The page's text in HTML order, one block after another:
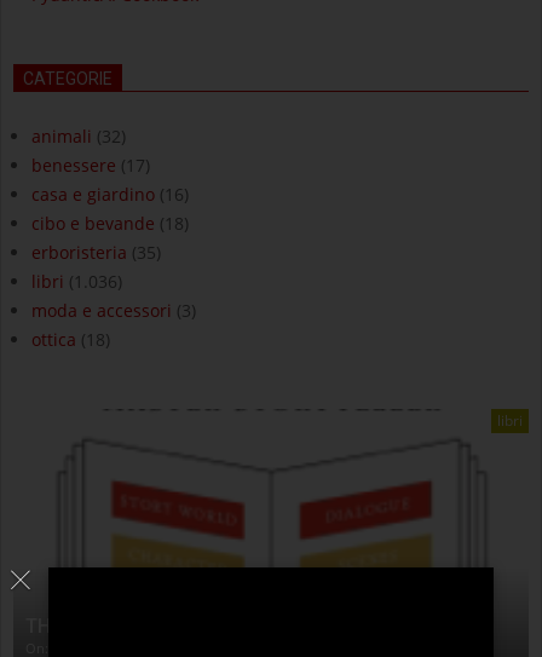
CATEGORIE
animali (32)
benessere (17)
casa e giardino (16)
cibo e bevande (18)
erboristeria (35)
libri (1.036)
moda e accessori (3)
ottica (18)
libri